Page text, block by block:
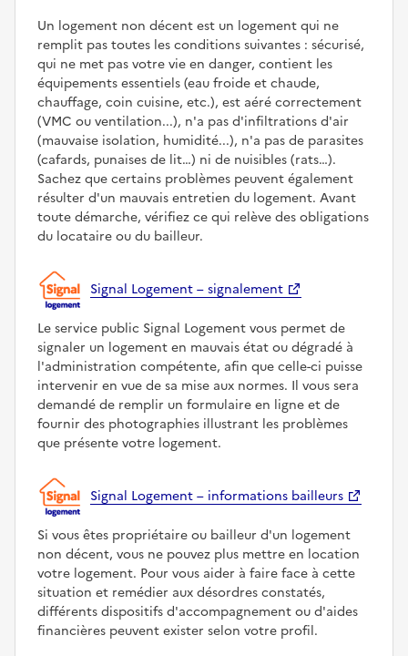
Un logement non décent est un logement qui ne
remplit pas toutes les conditions suivantes : sécurisé,
qui ne met pas votre vie en danger, contient les
équipements essentiels (eau froide et chaude,
chauffage, coin cuisine, etc.), est aéré correctement
(VMC ou ventilation...), n'a pas d'infiltrations d'air
(mauvaise isolation, humidité...), n'a pas de parasites
(cafards, punaises de lit…) ni de nuisibles (rats…).
Sachez que certains problèmes peuvent également
résulter d'un mauvais entretien du logement. Avant
toute démarche, vérifiez ce qui relève des obligations
du locataire ou du bailleur.
Signal Logement – signalement
Le service public Signal Logement vous permet de
signaler un logement en mauvais état ou dégradé à
l'administration compétente, afin que celle-ci puisse
intervenir en vue de sa mise aux normes. Il vous sera
demandé de remplir un formulaire en ligne et de
fournir des photographies illustrant les problèmes
que présente votre logement.
Signal Logement – informations bailleurs
Si vous êtes propriétaire ou bailleur d'un logement
non décent, vous ne pouvez plus mettre en location
votre logement. Pour vous aider à faire face à cette
situation et remédier aux désordres constatés,
différents dispositifs d'accompagnement ou d'aides
financières peuvent exister selon votre profil.